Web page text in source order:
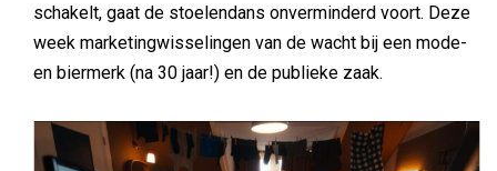
schakelt, gaat de stoelendans onverminderd voort. Deze
week marketingwisselingen van de wacht bij een mode-
en biermerk (na 30 jaar!) en de publieke zaak.